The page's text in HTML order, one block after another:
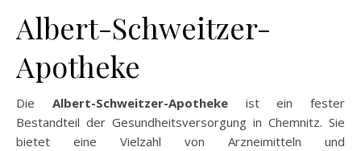
Albert-Schweitzer-
Apotheke
Die Albert-Schweitzer-Apothekeist ein fester
Bestandteil der Gesundheitsversorgung in Chemnitz. Sie
bietet eine Vielzahl von Arzneimitteln und